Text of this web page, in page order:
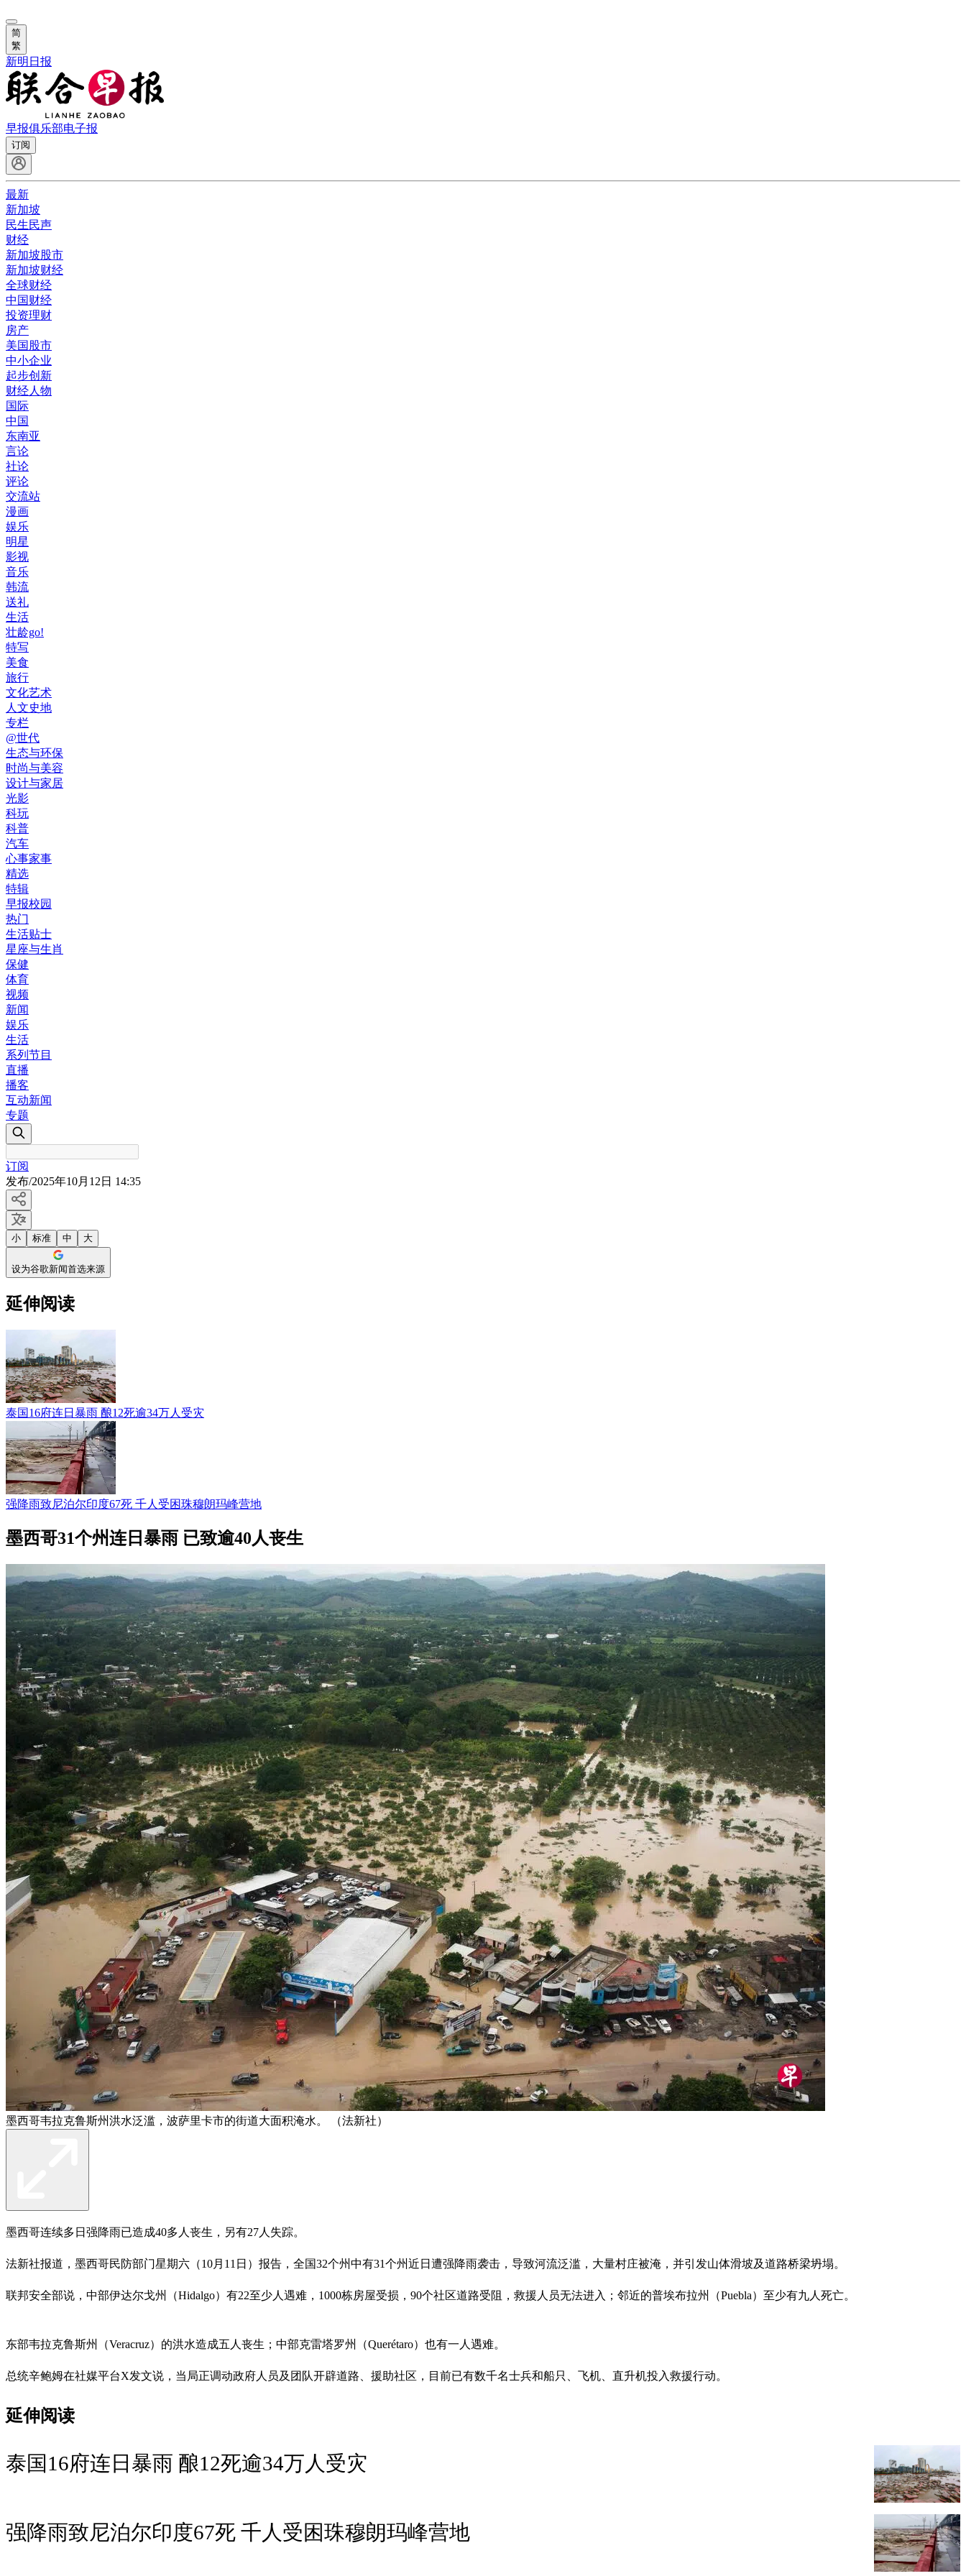
简
繁
新明日报
早报俱乐部电子报
订阅
最新
新加坡
民生民声
财经
新加坡股市
新加坡财经
全球财经
中国财经
投资理财
房产
美国股市
中小企业
起步创新
财经人物
国际
中国
东南亚
言论
社论
评论
交流站
漫画
娱乐
明星
影视
音乐
韩流
送礼
生活
壮龄go!
特写
美食
旅行
文化艺术
人文史地
专栏
@世代
生态与环保
时尚与美容
设计与家居
光影
科玩
科普
汽车
心事家事
精选
特辑
早报校园
热门
生活贴士
星座与生肖
保健
体育
视频
新闻
娱乐
生活
系列节目
直播
播客
互动新闻
专题
订阅
发布/2025年10月12日 14:35
小 标准 中 大
设为谷歌新闻首选来源
延伸阅读
泰国16府连日暴雨 酿12死逾34万人受灾
强降雨致尼泊尔印度67死 千人受困珠穆朗玛峰营地
墨西哥31个州连日暴雨 已致逾40人丧生
墨西哥韦拉克鲁斯州洪水泛滥，波萨里卡市的街道大面积淹水。 （法新社）
墨西哥连续多日强降雨已造成40多人丧生，另有27人失踪。
法新社报道，墨西哥民防部门星期六（10月11日）报告，全国32个州中有31个州近日遭强降雨袭击，导致河流泛滥，大量村庄被淹，并引发山体滑坡及道路桥梁坍塌。
联邦安全部说，中部伊达尔戈州（Hidalgo）有22至少人遇难，1000栋房屋受损，90个社区道路受阻，救援人员无法进入；邻近的普埃布拉州（Puebla）至少有九人死亡。
东部韦拉克鲁斯州（Veracruz）的洪水造成五人丧生；中部克雷塔罗州（Querétaro）也有一人遇难。
总统辛鲍姆在社媒平台X发文说，当局正调动政府人员及团队开辟道路、援助社区，目前已有数千名士兵和船只、飞机、直升机投入救援行动。
延伸阅读
泰国16府连日暴雨 酿12死逾34万人受灾
强降雨致尼泊尔印度67死 千人受困珠穆朗玛峰营地